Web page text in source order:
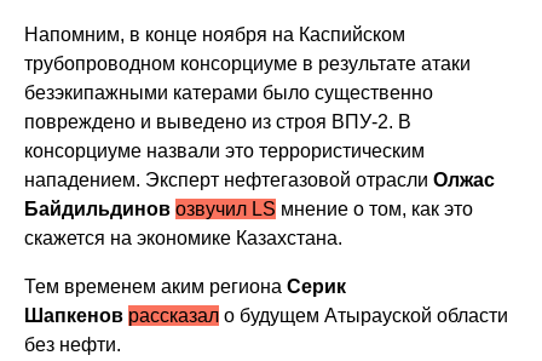
Напомним, в конце ноября на Каспийском
трубопроводном консорциуме в результате атаки
безэкипажными катерами было существенно
повреждено и выведено из строя ВПУ-2. В
консорциуме назвали это террористическим
нападением. Эксперт нефтегазовой отраслиОлжас
Байдильдинов озвучил LS мнение о том, как это
скажется на экономике Казахстана.
Тем временем аким регионаСерик
Шапкенов рассказал о будущем Атырауской области
без нефти.